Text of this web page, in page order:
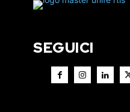
SEGUICI